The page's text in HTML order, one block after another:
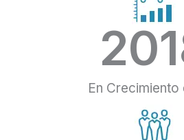
En Crecimiento